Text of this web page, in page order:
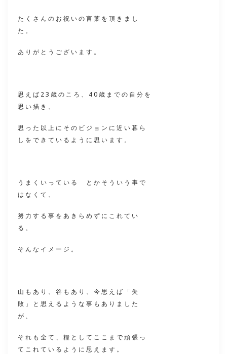
たくさんのお祝いの言葉を頂きまし
た。
ありがとうございます。
思えば23歳のころ、40歳までの自分を
思い描き、
思った以上にそのビジョンに近い暮ら
しをできているように思います。
うまくいっている とかそういう事で
はなくて、
努力する事をあきらめずにこれてい
る。
そんなイメージ。
山もあり、谷もあり、今思えば「失
敗」と思えるような事もありました
が、
それも全て、糧としてここまで頑張っ
てこれているように思えます。